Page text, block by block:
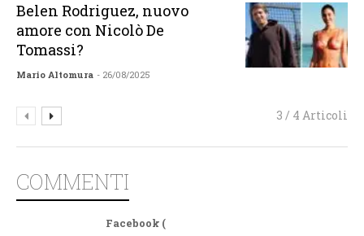
Belen Rodriguez, nuovo
amore con Nicolò De
Tomassi?
Mario Altomura - 26/08/2025
3 / 4 Articoli
COMMENTI
Facebook (